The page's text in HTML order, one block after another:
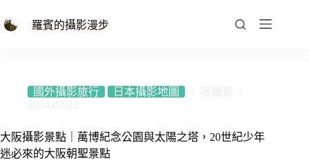
至
羅賓的攝影漫步
國外攝影旅行 日本攝影地圖
大阪攝影景點｜萬博紀念公園與太陽之塔，20世紀少年
迷必來的大阪朝聖景點